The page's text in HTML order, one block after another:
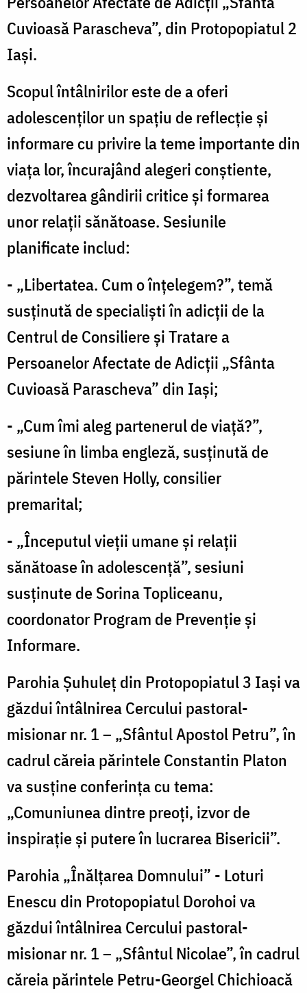
Cuvioasă Parascheva”, din Protopopiatul 2
Iași.
Scopul întâlnirilor este de a oferi
adolescenților un spațiu de reflecție și
informare cu privire la teme importante din
viața lor, încurajând alegeri conștiente,
dezvoltarea gândirii critice și formarea
unor relații sănătoase. Sesiunile
planificate includ:
- „Libertatea. Cum o înțelegem?”, temă
susținută de specialiști în adicții de la
Centrul de Consiliere și Tratare a
Persoanelor Afectate de Adicții „Sfânta
Cuvioasă Parascheva” din Iași;
- „Cum îmi aleg partenerul de viață?”,
sesiune în limba engleză, susținută de
părintele Steven Holly, consilier
premarital;
- „Începutul vieții umane și relații
sănătoase în adolescență”, sesiuni
susținute de Sorina Topliceanu,
coordonator Program de Prevenție și
Informare.
Parohia Șuhuleț din Protopopiatul 3 Iaşi va
găzdui întâlnirea Cercului pastoral-
misionar nr. 1 – „Sfântul Apostol Petru”, în
cadrul căreia părintele Constantin Platon
va susține conferința cu tema:
„Comuniunea dintre preoți, izvor de
inspirație și putere în lucrarea Bisericii”.
Parohia „Înălțarea Domnului” - Loturi
Enescu din Protopopiatul Dorohoi va
găzdui întâlnirea Cercului pastoral-
misionar nr. 1 – „Sfântul Nicolae”, în cadrul
căreia părintele Petru-Georgel Chichioacă